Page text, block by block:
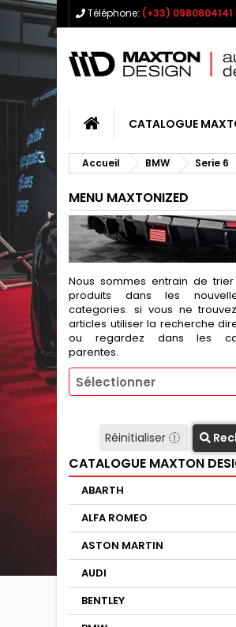
Téléphone: (+33) 0980804141
CATALOGUE
Accueil BMW Serie 6
MENU MAXTONIZED
Nous sommes entrain de
produits dans les
categories. si vous ne
articles utiliser la recherche
ou regardez dans les
parentes.
Sélectionner
Réinitialiser
CATALOGUE MAXTON
ABARTH
ALFA ROMEO
ASTON MARTIN
AUDI
BENTLEY